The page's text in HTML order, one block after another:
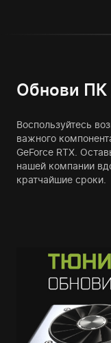
Обнови ПК
Воспользуйтесь
важного
GeForce RTX.
нашей компании
кратчайшие сроки.